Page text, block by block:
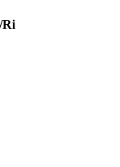
Ri